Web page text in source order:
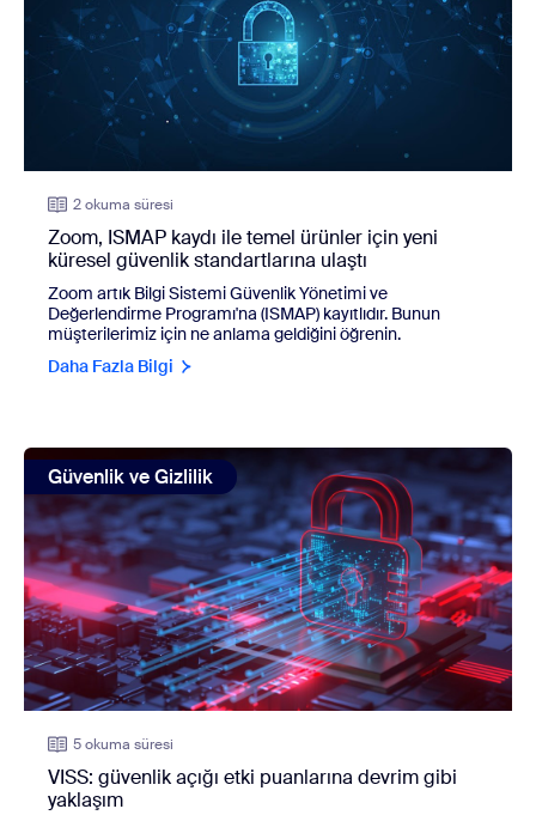
2 okuma süresi
Zoom, ISMAP kaydı ile temel ürünler için yeni
küresel güvenlik standartlarına ulaştı
Zoom artık Bilgi Sistemi Güvenlik Yönetimi ve
Değerlendirme Programı'na (ISMAP) kayıtlıdır. Bunun
müşterilerimiz için ne anlama geldiğini öğrenin.
Daha Fazla Bilgi
view: VISS: güvenlik açığı etki puanlarına devrim gibi
Güvenlik ve Gizlilik
5 okuma süresi
VISS: güvenlik açığı etki puanlarına devrim gibi
yaklaşım